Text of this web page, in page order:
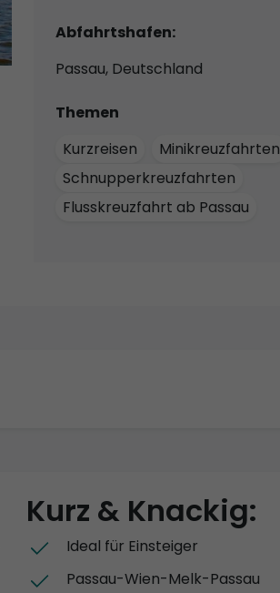
Abfahrtshafen:
Passau, Deutschland
Themen
Kurzreisen
Minikreuzfahrten
Schnupperkreuzfahrten
Flusskreuzfahrt ab Passau
Kurz & Knackig:
Ideal für Einsteiger
Passau-Wien-Melk-Passau